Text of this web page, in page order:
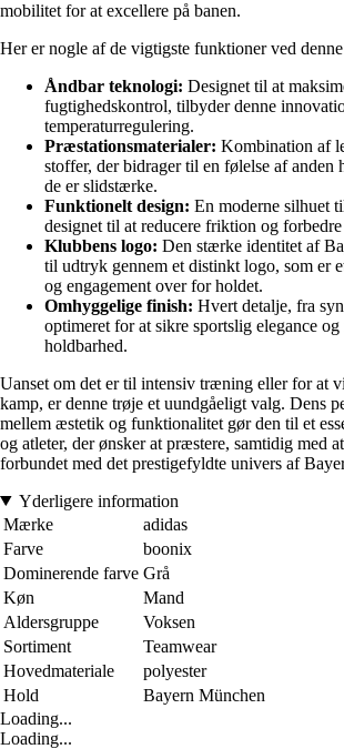
mobilitet for at excellere på banen.
Her er nogle af de vigtigste funktioner ved
Åndbar teknologi: Designet til at
fugtighedskontrol, tilbyder denne
temperaturregulering.
Præstationsmaterialer: Kombination af
stoffer, der bidrager til en følelse af anden
de er slidstærke.
Funktionelt design: En moderne silhuet
designet til at reducere friktion og
Klubbens logo: Den stærke identitet af
til udtryk gennem et distinkt logo, som er
og engagement over for holdet.
Omhyggelige finish: Hvert detalje, fra
optimeret for at sikre sportslig elegance og
holdbarhed.
Uanset om det er til intensiv træning eller for at
kamp, er denne trøje et uundgåeligt valg. Dens
mellem æstetik og funktionalitet gør den til et
og atleter, der ønsker at præstere, samtidig med
forbundet med det prestigefyldte univers af
Yderligere information
Mærke
adidas
Farve
boonix
Dominerende farve Grå
Køn
Mand
Aldersgruppe
Voksen
Sortiment
Teamwear
Hovedmateriale
polyester
Hold
Bayern München
Loading...
Loading...